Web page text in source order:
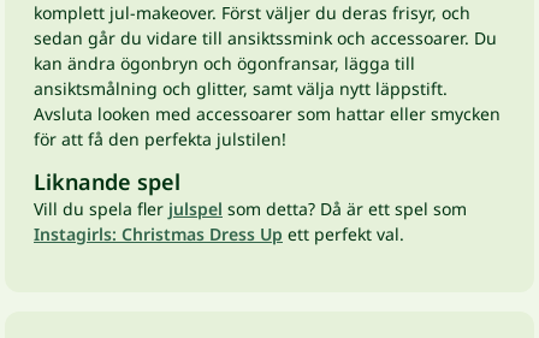
komplett jul-makeover. Först väljer du deras frisyr, och
sedan går du vidare till ansiktssmink och accessoarer. Du
kan ändra ögonbryn och ögonfransar, lägga till
ansiktsmålning och glitter, samt välja nytt läppstift.
Avsluta looken med accessoarer som hattar eller smycken
för att få den perfekta julstilen!
Liknande spel
Vill du spela fler julspel som detta? Då är ett spel som
Instagirls: Christmas Dress Up ett perfekt val.